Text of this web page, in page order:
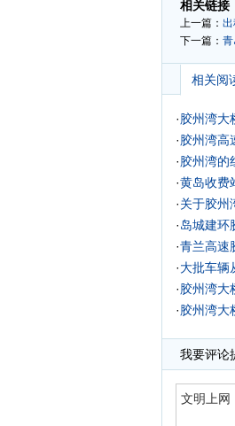
相关链接
上一篇：
下一篇：
相关阅
·胶州湾大
·胶州湾高
·胶州湾的
·黄岛收费
·关于胶州
·岛城建环
·青兰高速
·大批车辆
·胶州湾大
·胶州湾大
我要评论